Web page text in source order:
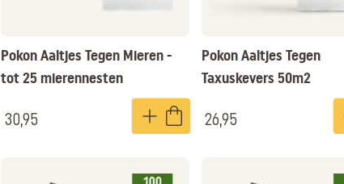
Pokon Aaltjes Tegen Mieren -
tot 25 mierennesten
30,95
Pokon Aaltjes Tegen
Taxuskevers 50m2
26,95